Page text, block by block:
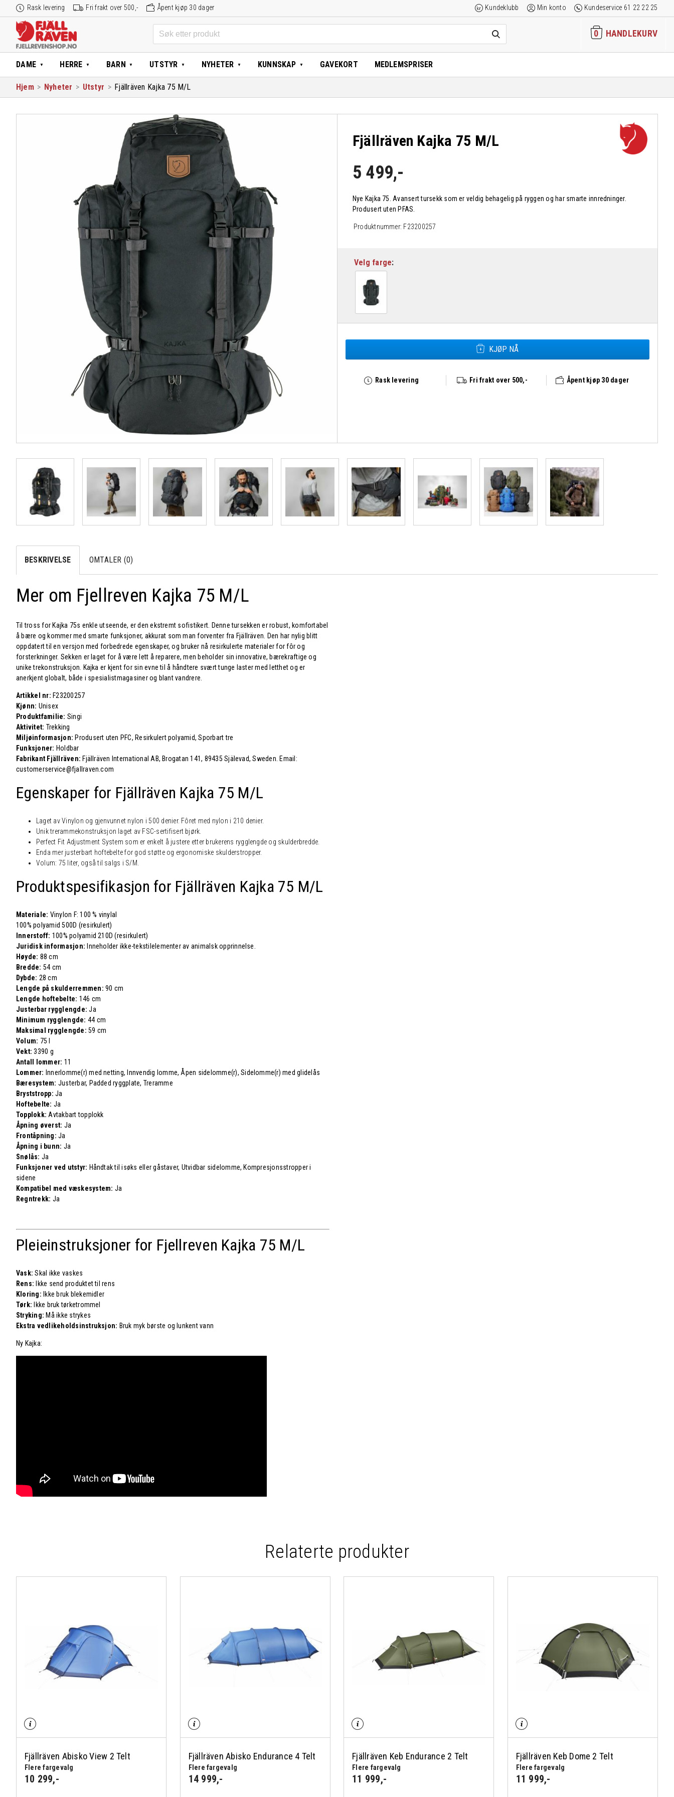
Hopp
til
innhold
Rask levering Fri frakt over 500,- Åpent kjøp 30 dager Kundeklubb Min konto Kundeservice 61 22 22 25
Søk
etter:
0 HANDLEKURV
DAME HERRE BARN UTSTYR NYHETER KUNNSKAP GAVEKORT MEDLEMSPRISER
Hjem > Nyheter > Utstyr > Fjällräven Kajka 75 M/L
Fjällräven Kajka 75 M/L
5 499,-
Nye Kajka 75. Avansert tursekk som er veldig behagelig på ryggen og har smarte innredninger.
Produsert uten PFAS.
Produktnummer: F23200257
Velg farge
KJØP NÅ
Rask levering Fri frakt over 500,- Åpent kjøp 30 dager
BESKRIVELSE OMTALER (0)
Mer om Fjellreven Kajka 75 M/L
Til tross for Kajka 75s enkle utseende, er den ekstremt sofistikert. Denne tursekken er robust, komfortabel
å bære og kommer med smarte funksjoner, akkurat som man forventer fra Fjällräven. Den har nylig blitt
oppdatert til en versjon med forbedrede egenskaper, og bruker nå resirkulerte materialer for fôr og
forsterkninger. Sekken er laget for å være lett å reparere, men beholder sin innovative, bærekraftige og
unike trekonstruksjon. Kajka er kjent for sin evne til å håndtere svært tunge laster med letthet og er
anerkjent globalt, både i spesialistmagasiner og blant vandrere.
Artikkel nr: F23200257
Kjønn: Unisex
Produktfamilie: Singi
Aktivitet: Trekking
Miljøinformasjon: Produsert uten PFC, Resirkulert polyamid, Sporbart tre
Funksjoner: Holdbar
Fabrikant Fjällräven: Fjällräven International AB, Brogatan 141, 89435 Själevad, Sweden. Email:
customerservice@fjallraven.com
Egenskaper for Fjällräven Kajka 75 M/L
Laget av Vinylon og gjenvunnet nylon i 500 denier. Fôret med nylon i 210 denier.
Unik trerammekonstruksjon laget av FSC-sertifisert bjørk.
Perfect Fit Adjustment System som er enkelt å justere etter brukerens rygglengde og skulderbredde.
Enda mer justerbart hoftebelte for god støtte og ergonomiske skulderstropper.
Volum: 75 liter, også til salgs i S/M.
Produktspesifikasjon for Fjällräven Kajka 75 M/L
Materiale: Vinylon F: 100 % vinylal
100% polyamid 500D (resirkulert)
Innerstoff: 100% polyamid 210D (resirkulert)
Juridisk informasjon: Inneholder ikke-tekstilelementer av animalsk opprinnelse.
Høyde: 88 cm
Bredde: 54 cm
Dybde: 28 cm
Lengde på skulderremmen: 90 cm
Lengde hoftebelte: 146 cm
Justerbar rygglengde:Ja
Minimum rygglengde: 44 cm
Maksimal rygglengde:59 cm
Volum: 75 l
Vekt:3390 g
Antall lommer: 11
Lommer: Innerlomme(r) med netting, Innvendig lomme, Åpen sidelomme(r), Sidelomme(r) med glidelås
Bæresystem: Justerbar, Padded ryggplate, Treramme
Bryststropp:Ja
Hoftebelte: Ja
Topplokk: Avtakbart topplokk
Åpning øverst: Ja
Frontåpning:Ja
Åpning i bunn: Ja
Snølås: Ja
Funksjoner ved utstyr: Håndtak til isøks eller gåstaver, Utvidbar sidelomme, Kompresjonsstropper i
sidene
Kompatibel med væskesystem: Ja
Regntrekk: Ja
Pleieinstruksjoner for Fjellreven Kajka 75 M/L
Vask:Skal ikke vaskes
Rens:
Ikke send produktet til rens
Kloring: Ikke bruk blekemidler
Tørk:
Ikke bruk tørketrommel
Stryking: Må ikke strykes
Ekstra vedlikeholdsinstruksjon: Bruk myk børste og lunkent vann
Ny Kajka:
Relaterte produkter
Fjällräven Abisko View 2 Telt
Flere fargevalg
10 299,-
Fjällräven Abisko Endurance 4 Telt
Flere fargevalg
14 999,-
Fjällräven Keb Endurance 2 Telt
Flere fargevalg
11 999,-
Fjällräven Keb Dome 2 Telt
Flere fargevalg
11 999,-